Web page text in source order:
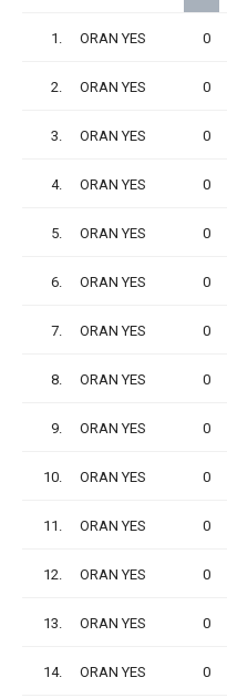
1. ORAN YES 0
2. ORAN YES 0
3. ORAN YES 0
4. ORAN YES 0
5. ORAN YES 0
6. ORAN YES 0
7. ORAN YES 0
8. ORAN YES 0
9. ORAN YES 0
10. ORAN YES 0
11. ORAN YES 0
12. ORAN YES 0
13. ORAN YES 0
14. ORAN YES 0